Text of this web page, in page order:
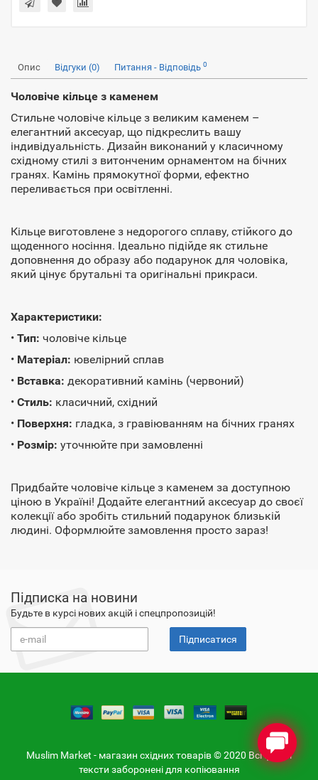
Опис Відгуки (0) Питання - Відповідь 0
Чоловіче кільце з каменем
Стильне чоловіче кільце з великим каменем –
елегантний аксесуар, що підкреслить вашу
індивідуальність. Дизайн виконаний у класичному
східному стилі з витонченим орнаментом на бічних
гранях. Камінь прямокутної форми, ефектно
переливається при освітленні.
Кільце виготовлене з недорогого сплаву, стійкого до
щоденного носіння. Ідеально підійде як стильне
доповнення до образу або подарунок для чоловіка,
який цінує брутальні та оригінальні прикраси.
Характеристики:
• Тип: чоловіче кільце
• Матеріал: ювелірний сплав
• Вставка: декоративний камінь (червоний)
• Стиль: класичний, східний
• Поверхня: гладка, з гравіюванням на бічних гранях
• Розмір: уточнюйте при замовленні
Придбайте чоловіче кільце з каменем за доступною
ціною в Україні! Додайте елегантний аксесуар до своєї
колекції або зробіть стильний подарунок близькій
людині. Оформлюйте замовлення просто зараз!
Підписка на новини
Будьте в курсі нових акцій і спецпропозицій!
Підписатися
Muslim Market - магазин східних товарів © 2020 Всі фото і
тексти заборонені для копіювання